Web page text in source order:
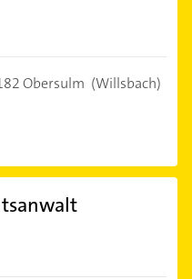
Obersulm (Willsbach)